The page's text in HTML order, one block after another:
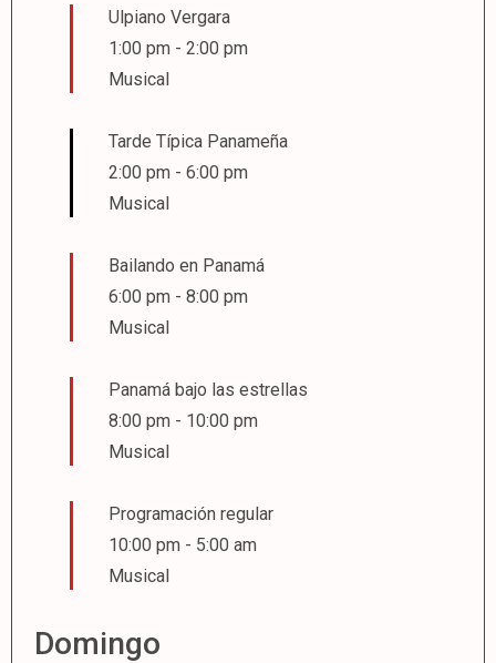
Ulpiano Vergara
1:00 pm - 2:00 pm
Musical
Tarde Típica Panameña
2:00 pm - 6:00 pm
Musical
Bailando en Panamá
6:00 pm - 8:00 pm
Musical
Panamá bajo las estrellas
8:00 pm - 10:00 pm
Musical
Programación regular
10:00 pm - 5:00 am
Musical
Domingo